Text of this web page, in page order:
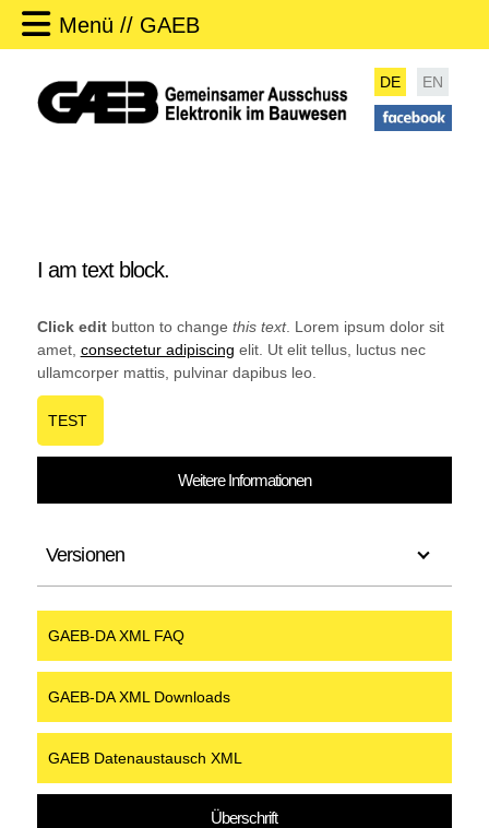
Menü // GAEB
DE EN
I am text block.
Click editbutton to change this text. Lorem ipsum dolor sit
amet, consectetur adipiscing elit. Ut elit tellus, luctus nec
ullamcorper mattis, pulvinar dapibus leo.
TEST
Weitere Informationen
Versionen
GAEB-DA XML FAQ
GAEB-DA XML Downloads
GAEB Datenaustausch XML
Überschrift